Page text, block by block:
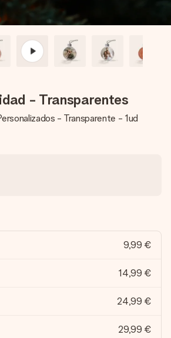
- Transparentes
- Transparente - 1ud
9,99 €
14,99 €
24,99 €
29,99 €